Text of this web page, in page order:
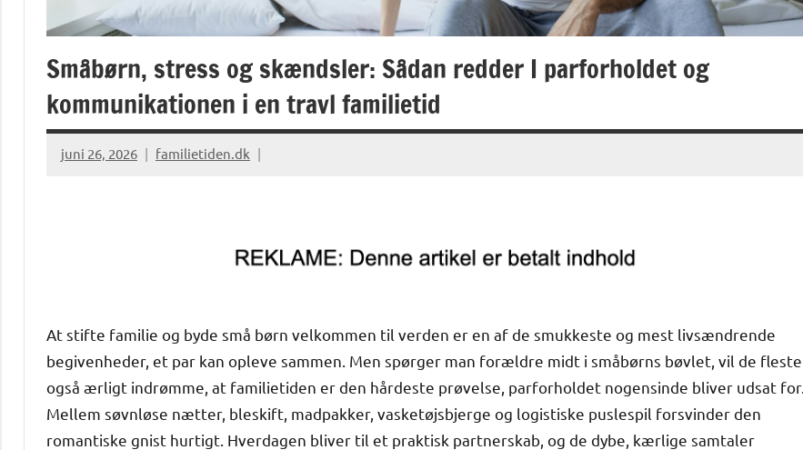
Småbørn, stress og skændsler: Sådan redder I parforholdet og
kommunikationen i en travl familietid
juni 26, 2026 familietiden.dk
At stifte familie og byde små børn velkommen til verden er en af de smukkeste og mest livsændrende
begivenheder, et par kan opleve sammen. Men spørger man forældre midt i småbørns bøvlet, vil de fleste
også ærligt indrømme, at familietiden er den hårdeste prøvelse, parforholdet nogensinde bliver udsat for.
Mellem søvnløse nætter, bleskift, madpakker, vasketøjsbjerge og logistiske puslespil forsvinder den
romantiske gnist hurtigt. Hverdagen bliver til et praktisk partnerskab, og de dybe, kærlige samtaler